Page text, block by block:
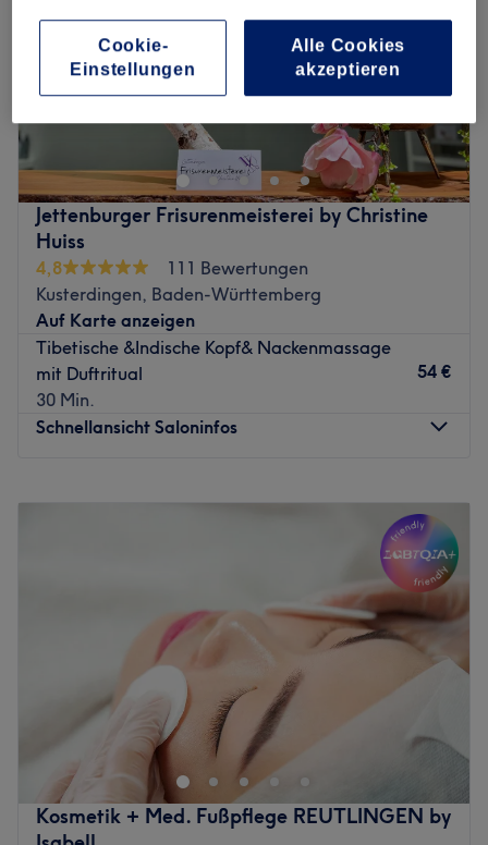
Jettenburger Frisurenmeisterei by Christine
Huiss
4,8
111 Bewertungen
Kusterdingen, Baden-Württemberg
Auf Karte anzeigen
Tibetische &Indische Kopf& Nackenmassage
mit Duftritual
30 Min.
54 €
Schnellansicht Saloninfos
18:00
18:00
–18:00
08:00–18:00
Geschlossen
Geschlossen
Willkommen bei Jettenburger Frisurenmeisterei by
Christine Huiss in Kusterdingen, ein wahrer Geheimtipp
für alle die auf der Suche nach vielfältigen
Friseurdienstleistungen sind. Für Herren gibt es hier auch
professionelle Colorationen. Überzeuge dich selbst und
buche deinen Termin direkt und unkompliziert über die
Kosmetik + Med. Fußpflege REUTLINGEN by
Cookie-
Einstellungen
Alle Cookies
akzeptieren